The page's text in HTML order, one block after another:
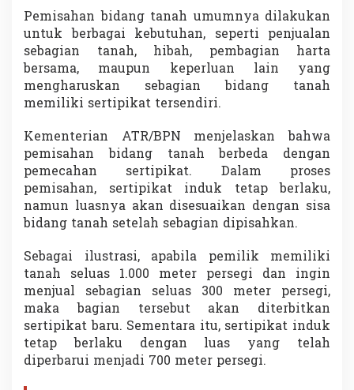
m
i
s
h
a
n
e
r
t
i
p
i
k
T
n
a
,
S
i
Pemisahan bidang tanah umumnya dilakukan
untuk berbagai kebutuhan, seperti penjualan
sebagian tanah, hibah, pembagian harta
bersama, maupun keperluan lain yang
mengharuskan sebagian bidang tanah
memiliki sertipikat tersendiri.
Kementerian ATR/BPN menjelaskan bahwa
pemisahan bidang tanah berbeda dengan
pemecahan sertipikat. Dalam proses
pemisahan, sertipikat induk tetap berlaku,
namun luasnya akan disesuaikan dengan sisa
bidang tanah setelah sebagian dipisahkan.
Sebagai ilustrasi, apabila pemilik memiliki
tanah seluas 1.000 meter persegi dan ingin
menjual sebagian seluas 300 meter persegi,
maka bagian tersebut akan diterbitkan
sertipikat baru. Sementara itu, sertipikat induk
tetap berlaku dengan luas yang telah
diperbarui menjadi 700 meter persegi.